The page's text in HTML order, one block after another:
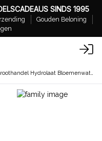
SINDS 1995
Gouden Beloning
Groothandel Hydrolaat Bloemenwater